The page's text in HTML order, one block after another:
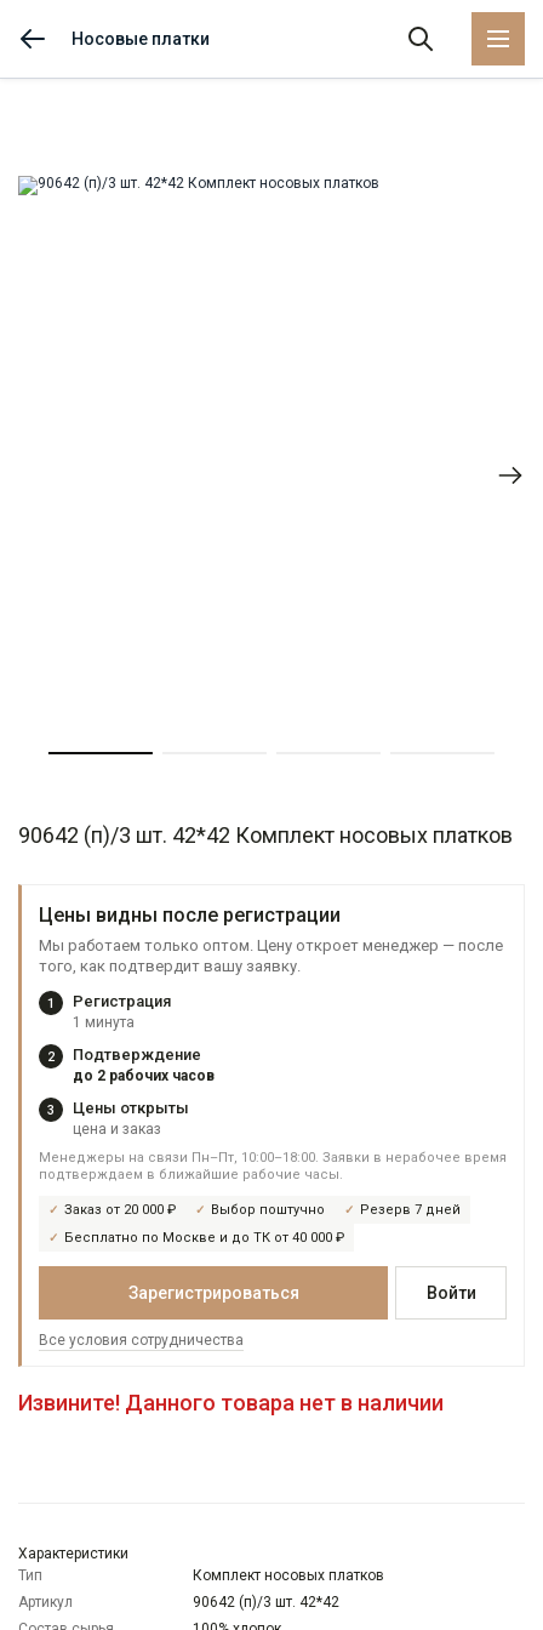
Носовые платки
90642 (п)/3 шт. 42*42 Комплект носовых платков
Цены видны после регистрации
Мы работаем только оптом. Цену откроет менеджер — после
того, как подтвердит вашу заявку.
1 Регистрация
1 минута
2 Подтверждение
до 2 рабочих часов
3 Цены открыты
цена и заказ
Менеджеры на связи Пн–Пт, 10:00–18:00. Заявки в нерабочее время
подтверждаем в ближайшие рабочие часы.
Заказ от 20 000 ₽ Выбор поштучно
Резерв 7 дней
Бесплатно по Москве и до ТК от 40 000 ₽
Зарегистрироваться Войти
Все условия сотрудничества
Извините! Данного товара нет в наличии
Характеристики
Тип
Комплект носовых платков
Артикул
90642 (п)/3 шт. 42*42